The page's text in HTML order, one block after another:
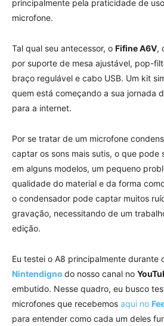
principalmente pela praticidade de
microfone.
Tal qual seu antecessor, o Fifine A6V,
por suporte de mesa ajustável, pop-
braço regulável e cabo USB. Um kit
quem está começando a sua jornada
para a internet.
Por se tratar de um microfone
captar os sons mais sutis, o que pode
em alguns modelos, um pequeno
qualidade do material e da forma
o condensador pode captar muitos
gravação, necessitando de um
edição.
Eu testei o A8 principalmente durante
Nintendigno do nosso canal no
embutido. Nesse quadro, eu busco
microfones que recebemos aqui no
para entender como cada um deles